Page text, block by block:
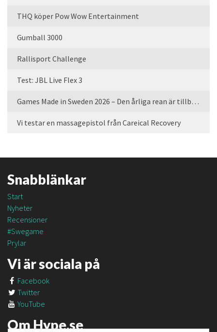
THQ köper Pow Wow Entertainment
Gumball 3000
Rallisport Challenge
Test: JBL Live Flex 3
Games Made in Sweden 2026 – Den årliga rean är tillbaka
Vi testar en massagepistol från Careical Recovery
Snabblänkar
Start
Nyheter
Recensioner
#Swegame
Prylar
Vi är sociala på
Facebook
Twitter
YouTube
Om Hype.se